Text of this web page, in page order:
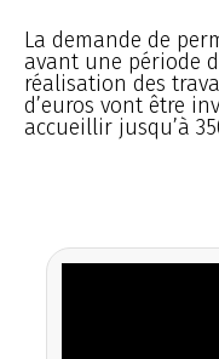
La demande de
avant une période
réalisation des
d’euros vont être
accueillir jusqu’à